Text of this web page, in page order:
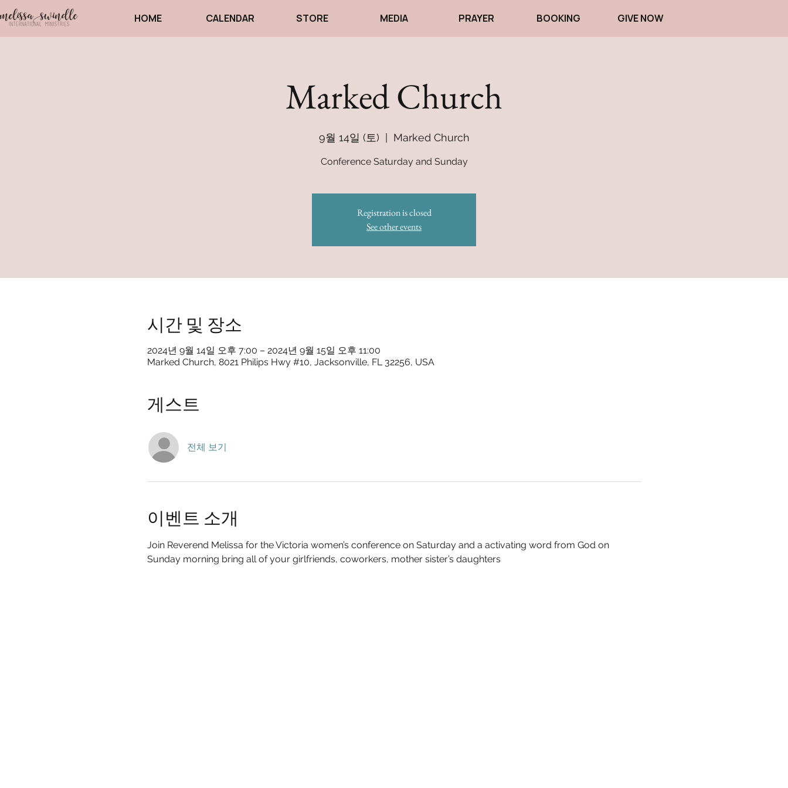
HOME CALENDAR STORE MEDIA PRAYER BOOKING GIVE NOW
Marked Church
9월 14일 (토) Marked Church
Conference Saturday and Sunday
Registration is closed
See other events
시간 및 장소
2024년 9월 14일 오후 7:00 – 2024년 9월 15일 오후 11:00
Marked Church, 8021 Philips Hwy #10, Jacksonville, FL 32256, USA
게스트
전체 보기
이벤트 소개
Join Reverend Melissa for the Victoria women’s conference on Saturday and a activating word from God on
Sunday morning bring all of your girlfriends, coworkers, mother sister’s daughters